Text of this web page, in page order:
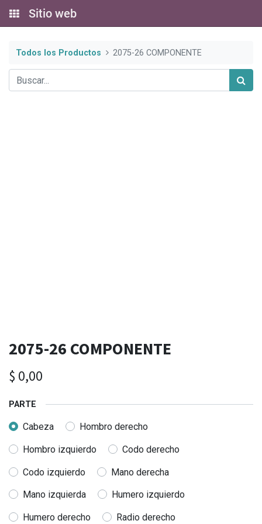
Sitio web
Todos los Productos 2075-26 COMPONENTE
2075-26 COMPONENTE
$ 0,00
PARTE
Cabeza Hombro derecho
Hombro izquierdo Codo derecho
Codo izquierdo Mano derecha
Mano izquierda Humero izquierdo
Humero derecho Radio derecho